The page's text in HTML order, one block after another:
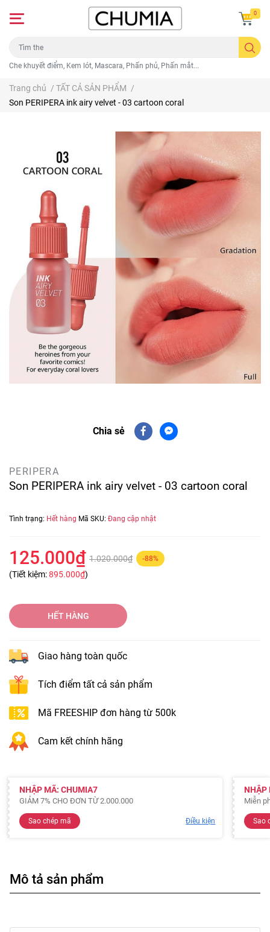
Che khuyết điểm, Kem lót, Mascara, Phấn phủ, Phấn mắt...
0
Trang chủ / TẤT CẢ SẢN PHẨM /
Son PERIPERA ink airy velvet - 03 cartoon coral
Chia sẻ
PERIPERA
Son PERIPERA ink airy velvet - 03 cartoon coral
Tình trạng: Hết hàng Mã SKU: Đang cập nhật
125.000₫ 1.020.000₫ -88%
(Tiết kiệm:895.000₫)
HẾT HÀNG
Giao hàng toàn quốc
Tích điểm tất cả sản phẩm
Mã FREESHIP đơn hàng từ 500k
Cam kết chính hãng
NHẬP MÃ: CHUMIA7
GIẢM 7% CHO ĐƠN TỪ 2.000.000
Sao chép mã Điều kiện
NHẬP
Miễn
Sao
Mô tả sản phẩm